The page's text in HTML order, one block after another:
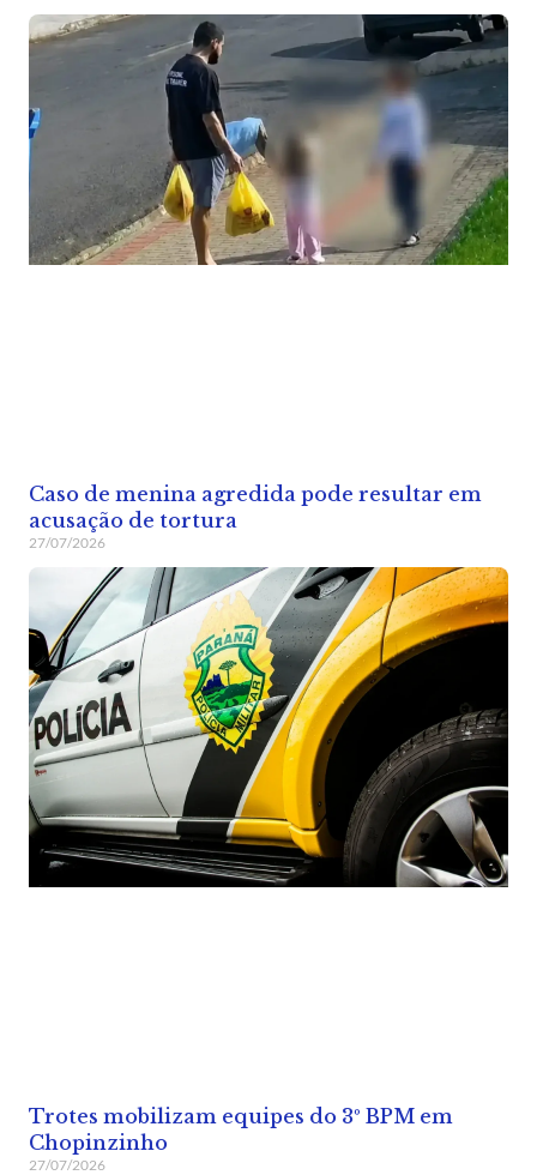
Caso de menina agredida pode resultar em
acusação de tortura
27/07/2026
Trotes mobilizam equipes do 3º BPM em
Chopinzinho
27/07/2026